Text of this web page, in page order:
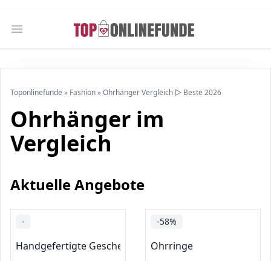
Open main menu
Toponlinefunde » Fashion»Ohrhänger Vergleich ▷ Beste 2026
Ohrhänger im
Vergleich
Aktuelle Angebote
-
Handgefertigte Geschenke unter 30 €
-58%
Ohrringe